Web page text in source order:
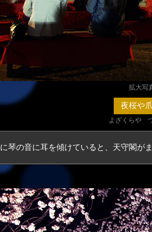
拡大写
夜桜や
よざくらや
琴の音に耳を傾けていると、天守閣が